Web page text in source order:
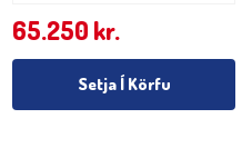
65.250 kr.
Setja Í Körfu